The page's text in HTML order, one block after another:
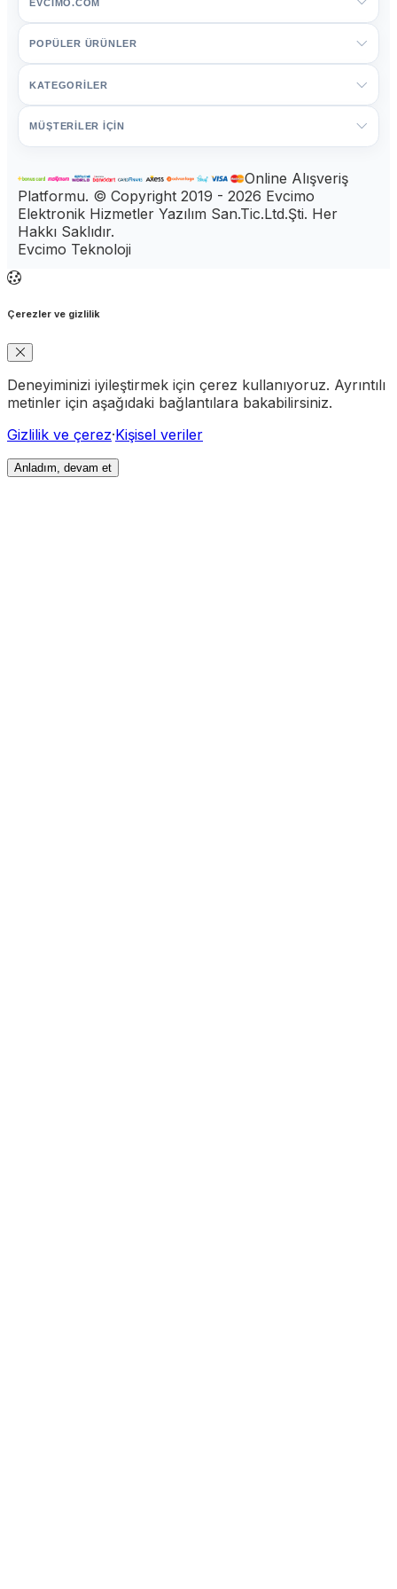
EVCIMO.COM
POPÜLER ÜRÜNLER
KATEGORİLER
MÜŞTERİLER İÇİN
Online Alışveriş
Platformu. © Copyright 2019 - 2026 Evcimo
Elektronik Hizmetler Yazılım San.Tic.Ltd.Şti. Her
Hakkı Saklıdır.
Evcimo Teknoloji
Çerezler ve gizlilik
Deneyiminizi iyileştirmek için çerez kullanıyoruz. Ayrıntılı
metinler için aşağıdaki bağlantılara bakabilirsiniz.
Gizlilik ve çerez·Kişisel veriler
Anladım, devam et